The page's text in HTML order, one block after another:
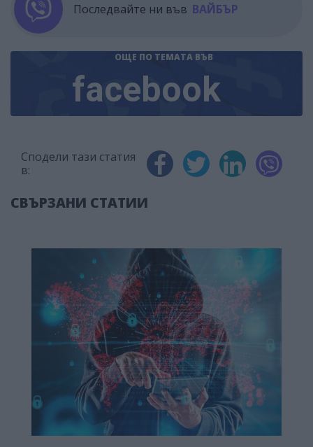
Последвайте ни във ВАЙБЪР
ОЩЕ ПО ТЕМАТА ВЪВ
facebook
Сподели тази статия
в:
СВЪРЗАНИ СТАТИИ